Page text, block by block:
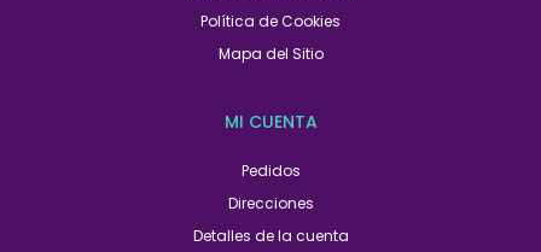
Política de Cookies
Mapa del Sitio
MI CUENTA
Pedidos
Direcciones
Detalles de la cuenta